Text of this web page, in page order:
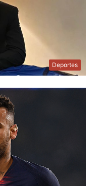
Deportes